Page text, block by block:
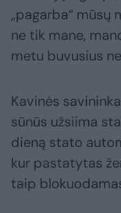
„pagarba“
ne tik mane,
metu buvusius
Kavinės
sūnūs užsiima
dieną stato
kur pastatytas
taip